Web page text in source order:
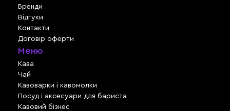
Бренди
Відгуки
Контакти
Договір оферти
Меню
Кава
Чай
Кавоварки і кавомолки
Посуд і аксесуари для бариста
Кавовий бізнес